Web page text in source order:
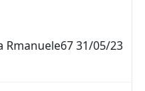
Rmanuele6731/05/23